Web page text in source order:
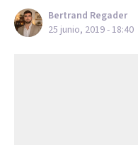
Bertrand Regader
25 junio, 2019 - 18:40